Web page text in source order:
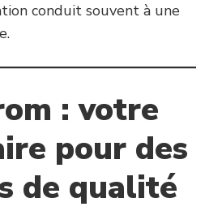
conduit souvent à une
: votre
pour des
de qualité